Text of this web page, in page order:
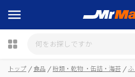
瓶詰
トップ 食品 粉類・乾物 ・缶詰・海苔